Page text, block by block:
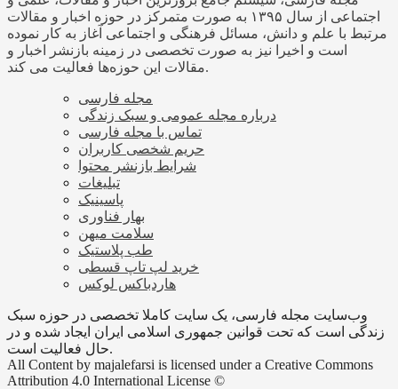
اجتماعی از سال ۱۳۹۵ به صورت متمرکز در حوزه اخبار و مقالات
مرتبط با علم و دانش، مسائل فرهنگی و اجتماعی آغاز به کار نموده
است و اخیرا نیز به صورت تخصصی در زمینه بازنشر اخبار و
مقالات این حوزه‌ها فعالیت می کند.
مجله فارسی
درباره مجله عمومی و سبک زندگی
تماس با مجله فارسی
حریم شخصی کاربران
شرایط بازنشر محتوا
تبلیغات
پاسینیک
بهار فناوری
سلامت میهن
طب پلاستیک
خرید لپ تاپ قسطی
هاردباکس لوکس
وب‌سایت مجله فارسی، یک سایت کاملا تخصصی در حوزه سبک
زندگی است که تحت قوانین جمهوری اسلامی ایران ایجاد شده و در
حال فعالیت است.
All Content by majalefarsi is licensed under a Creative Commons
Attribution 4.0 International License ©️